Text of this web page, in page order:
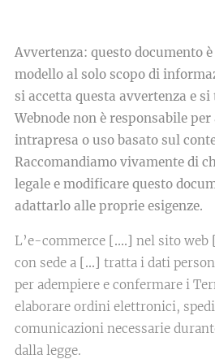
Avvertenza: questo documento
modello al solo scopo di
si accetta questa avvertenza e si
Webnode non è responsabile
intrapresa o uso basato sul
Raccomandiamo vivamente di
legale e modificare questo
adattarlo alle proprie esigenze.
L’e-commerce [….] nel sito web
con sede a […] tratta i dati
per adempiere e confermare i
elaborare ordini elettronici,
comunicazioni necessarie
dalla legge.